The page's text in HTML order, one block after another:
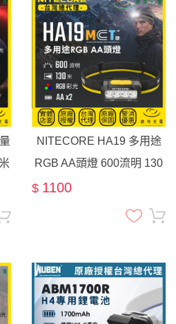
NITECORE HA19 多用途
RGB AA頭燈 600流明 130
米 高顯色 紅/綠/藍光 MCT
$ 1100